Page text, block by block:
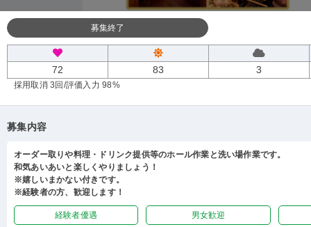
募集終了
72 83 3
採用取消 3回 /評価入力 98%
募集内容
オーダー取りや料理・ドリンク提供等のホール作業と洗い場作業です。
和気あいあいと楽しくやりましょう！
※嬉しいまかない付きです。
※経験者の方、歓迎します！
経験者優遇 男女歓迎